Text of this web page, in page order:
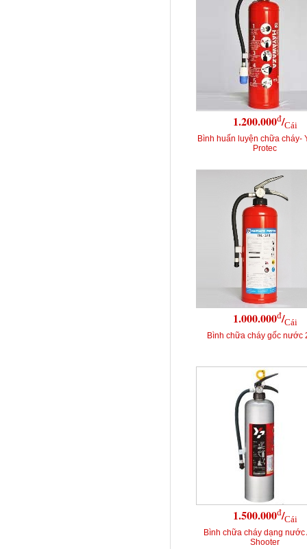
1.200.000đ/Cái
Bình huấn luyện chữa cháy-
Protec
1.000.000đ/Cái
Bình chữa cháy gốc nước
1.500.000đ/Cái
Bình chữa cháy dạng nước
Shooter